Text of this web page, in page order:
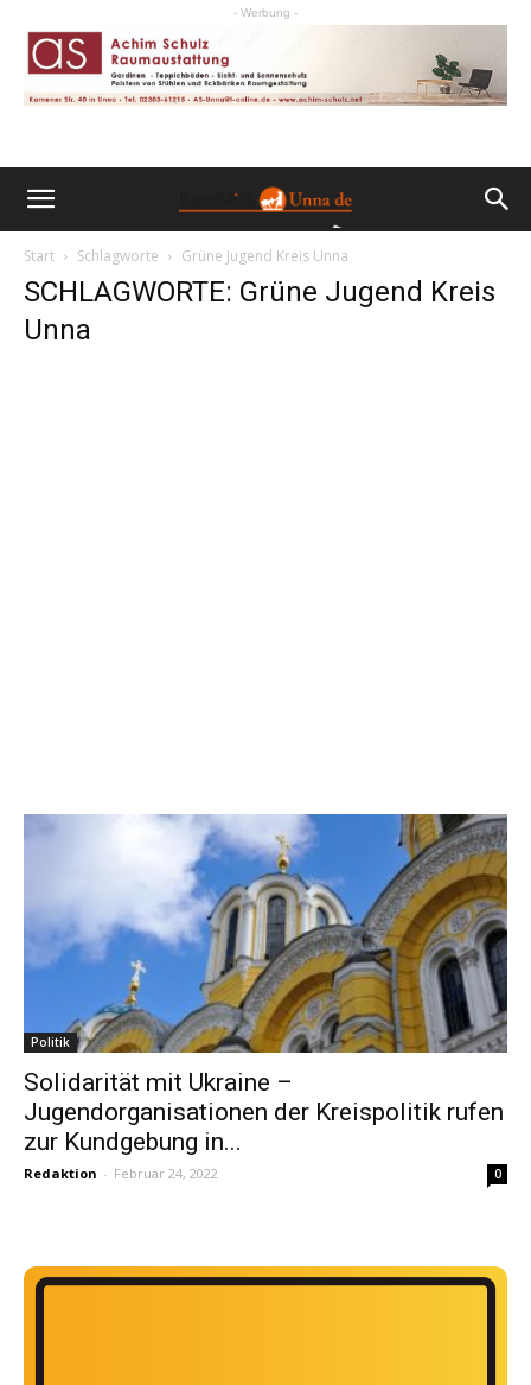
- Werbung -
Start Schlagworte Grüne Jugend Kreis Unna
SCHLAGWORTE: Grüne Jugend Kreis
Unna
Politik
Solidarität mit Ukraine –
Jugendorganisationen der Kreispolitik rufen
zur Kundgebung in...
Redaktion - Februar 24, 2022 0